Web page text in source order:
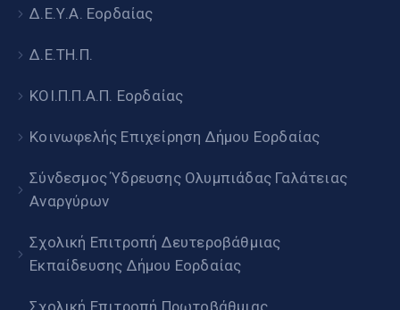
Δ.Ε.Υ.Α. Εορδαίας
Δ.Ε.ΤΗ.Π.
ΚΟΙ.Π.Π.Α.Π. Εορδαίας
Κοινωφελής Επιχείρηση Δήμου Εορδαίας
Σύνδεσμος Ύδρευσης Ολυμπιάδας Γαλάτειας
Αναργύρων
Σχολική Επιτροπή Δευτεροβάθμιας
Εκπαίδευσης Δήμου Εορδαίας